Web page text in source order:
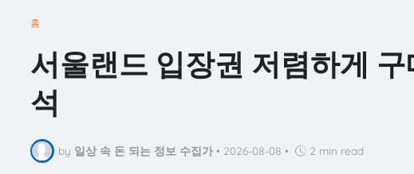
홈
서울랜드 입장권 저렴하게
석
by 일상 속 돈 되는 정보 수집가 • 2026-08-08 • 2 min read